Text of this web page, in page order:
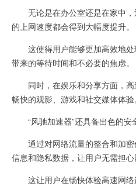
无论是在办公室还是在家中，
的上网速度都会得到大幅度提升。
这使得用户能够更加高效地处
带来的等待时间和不必要的焦虑。
同时，在娱乐和分享方面，高
畅快的观影、游戏和社交媒体体验
“风驰加速器”还具备出色的安
通过对网络流量的整合和加密
信息和隐私数据，让用户无需担心
这让用户在畅快体验高速网络